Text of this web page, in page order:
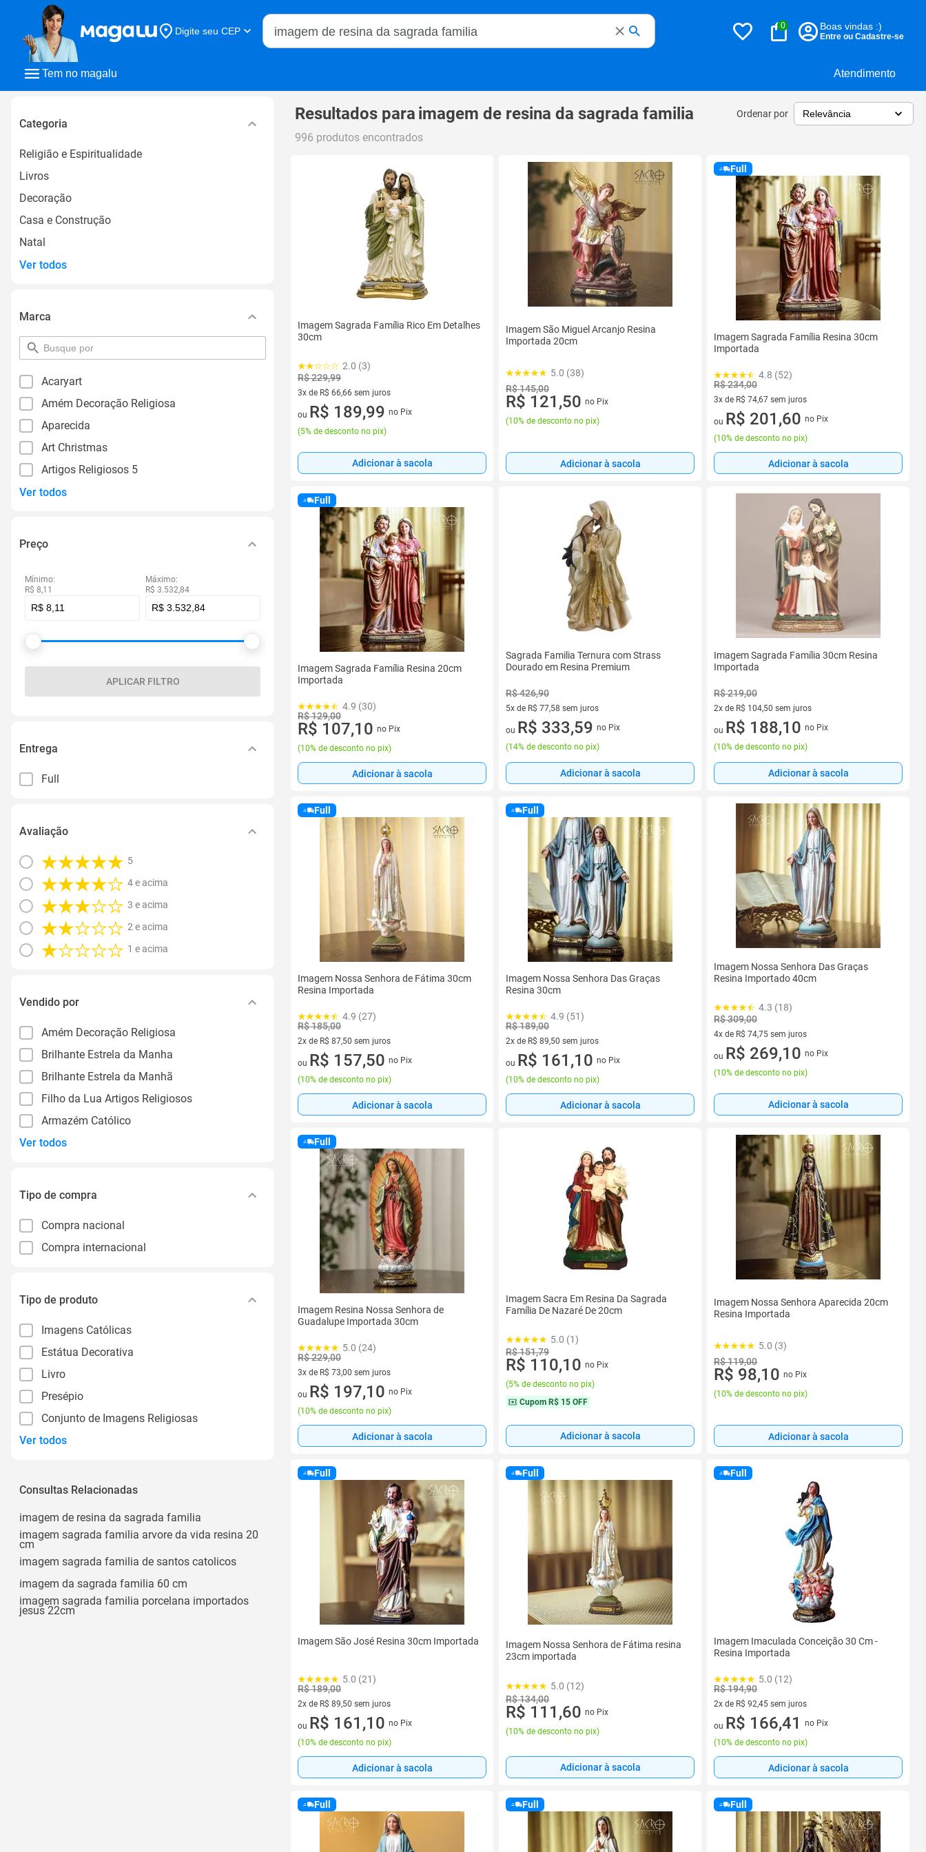
Tem no magalu Atendimento
Digite seu CEP
Buscar no Magalu
0 Boas vindas :)
Entre ou Cadastre-se
Categoria
Religião e Espiritualidade
Livros
Decoração
Casa e Construção
Natal
Ver todos
Marca
pesquisar
por
Acaryart
Amém Decoração Religiosa
Aparecida
Art Christmas
Artigos Religiosos 5
Ver todos
Preço
Mínimo:
R$ 8,11
Máximo:
R$ 3.532,84
APLICAR FILTRO
Entrega
Full
Avaliação
5
4 e acima
3 e acima
2 e acima
1 e acima
Vendido por
Amém Decoração Religiosa
Brilhante Estrela da Manha
Brilhante Estrela da Manhã
Filho da Lua Artigos Religiosos
Armazém Católico
Ver todos
Tipo de compra
Compra nacional
Compra internacional
Tipo de produto
Imagens Católicas
Estátua Decorativa
Livro
Presépio
Conjunto de Imagens Religiosas
Ver todos
Consultas Relacionadas
imagem de resina da sagrada familia
imagem sagrada familia arvore da vida resina 20
cm
imagem sagrada familia de santos catolicos
imagem da sagrada familia 60 cm
imagem sagrada familia porcelana importados
jesus 22cm
Resultados para imagem de resina da sagrada familia Ordenar por
996 produtos encontrados
Imagem Sagrada Família Rico Em Detalhes
30cm
2.0 (3)
R$ 229,99
3x de R$ 66,66 sem juros
3 vez de R$ 66,66 sem juros
ou R$ 189,99 no Pix
(5% de desconto no pix)
Adicionar à sacola
Imagem São Miguel Arcanjo Resina
Importada 20cm
5.0 (38)
R$ 145,00
R$ 121,50 no Pix
(10% de desconto no pix)
Adicionar à sacola
Full
Imagem Sagrada Família Resina 30cm
Importada
4.8 (52)
R$ 234,00
3x de R$ 74,67 sem juros
3 vez de R$ 74,67 sem juros
ou R$ 201,60 no Pix
(10% de desconto no pix)
Adicionar à sacola
Full
Imagem Sagrada Família Resina 20cm
Importada
4.9 (30)
R$ 129,00
R$ 107,10 no Pix
(10% de desconto no pix)
Adicionar à sacola
Sagrada Familia Ternura com Strass
Dourado em Resina Premium
R$ 426,90
5x de R$ 77,58 sem juros
5 vez de R$ 77,58 sem juros
ou R$ 333,59 no Pix
(14% de desconto no pix)
Adicionar à sacola
Imagem Sagrada Família 30cm Resina
Importada
R$ 219,00
2x de R$ 104,50 sem juros
2 vez de R$ 104,50 sem juros
ou R$ 188,10 no Pix
(10% de desconto no pix)
Adicionar à sacola
Full
Imagem Nossa Senhora de Fátima 30cm
Resina Importada
4.9 (27)
R$ 185,00
2x de R$ 87,50 sem juros
2 vez de R$ 87,50 sem juros
ou R$ 157,50 no Pix
(10% de desconto no pix)
Adicionar à sacola
Full
Imagem Nossa Senhora Das Graças
Resina 30cm
4.9 (51)
R$ 189,00
2x de R$ 89,50 sem juros
2 vez de R$ 89,50 sem juros
ou R$ 161,10 no Pix
(10% de desconto no pix)
Adicionar à sacola
Imagem Nossa Senhora Das Graças
Resina Importado 40cm
4.3 (18)
R$ 309,00
4x de R$ 74,75 sem juros
4 vez de R$ 74,75 sem juros
ou R$ 269,10 no Pix
(10% de desconto no pix)
Adicionar à sacola
Full
Imagem Resina Nossa Senhora de
Guadalupe Importada 30cm
5.0 (24)
R$ 229,00
3x de R$ 73,00 sem juros
3 vez de R$ 73,00 sem juros
ou R$ 197,10 no Pix
(10% de desconto no pix)
Adicionar à sacola
Imagem Sacra Em Resina Da Sagrada
Família De Nazaré De 20cm
5.0 (1)
R$ 151,79
R$ 110,10 no Pix
(5% de desconto no pix)
Cupom R$ 15 OFF
Adicionar à sacola
Imagem Nossa Senhora Aparecida 20cm
Resina Importada
5.0 (3)
R$ 119,00
R$ 98,10 no Pix
(10% de desconto no pix)
Adicionar à sacola
Full
Imagem São José Resina 30cm Importada
5.0 (21)
R$ 189,00
2x de R$ 89,50 sem juros
2 vez de R$ 89,50 sem juros
ou R$ 161,10 no Pix
(10% de desconto no pix)
Adicionar à sacola
Full
Imagem Nossa Senhora de Fátima resina
23cm importada
5.0 (12)
R$ 134,00
R$ 111,60 no Pix
(10% de desconto no pix)
Adicionar à sacola
Full
Imagem Imaculada Conceição 30 Cm -
Resina Importada
5.0 (12)
R$ 194,90
2x de R$ 92,45 sem juros
2 vez de R$ 92,45 sem juros
ou R$ 166,41
no Pix
(10% de desconto no pix)
Adicionar à sacola
Full Full Full